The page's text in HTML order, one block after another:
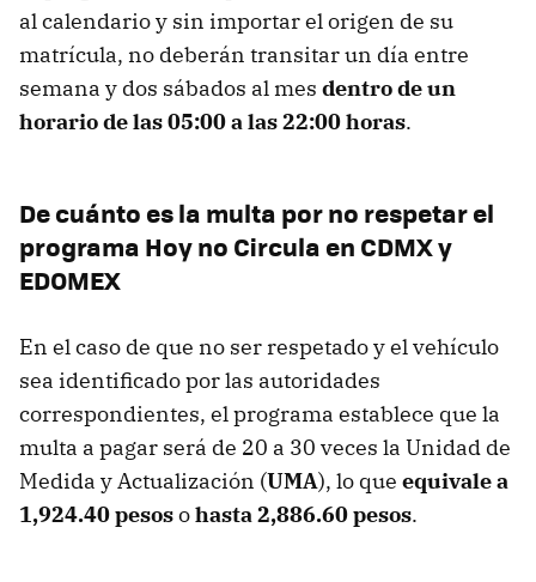
al calendario y sin importar el origen de su
matrícula, no deberán transitar un día entre
semana y dos sábados al mes dentro de un
horario de las 05:00 a las 22:00 horas.
De cuánto es la multa por no respetar el
programa Hoy no Circula en CDMX y
EDOMEX
En el caso de que no ser respetado y el vehículo
sea identificado por las autoridades
correspondientes, el programa establece que la
multa a pagar será de 20 a 30 veces la Unidad de
Medida y Actualización (UMA), lo que equivale a
1,924.40 pesosohasta 2,886.60 pesos.